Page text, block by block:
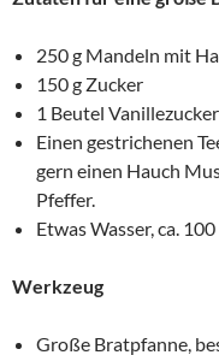
250 g Mandeln mit
150 g Zucker
1 Beutel Vanillezucker
Einen gestrichenen
gern einen Hauch
Pfeffer.
Etwas Wasser, ca.
Werkzeug
Große Bratpfanne,